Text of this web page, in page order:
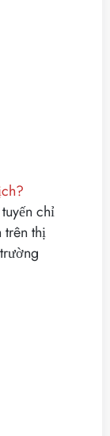
chỉ
trên thị